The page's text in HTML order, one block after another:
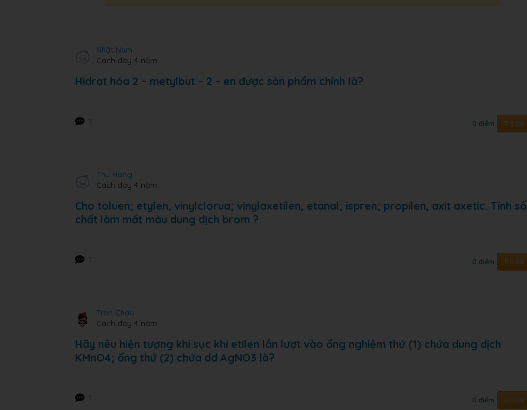
Nhật Nam
Cách đây 4 năm
Hidrat hóa 2 – metylbut – 2 – en được sản phẩm chính là?
1 0 điểm Trả lời
Thu Hang
Cách đây 4 năm
Cho toluen; etylen, vinylclorua; vinylaxetilen, etanal; ispren; propilen, axit axetic. Tính số
chất làm mất màu dung dịch brom ?
1 0 điểm Trả lời
Tran Chau
Cách đây 4 năm
Hãy nêu hiện tượng khi sục khí etilen lần lượt vào ống nghiệm thứ (1) chứa dung dịch
KMnO4; ống thứ (2) chứa dd AgNO3 là?
1 0 điểm Trả lời